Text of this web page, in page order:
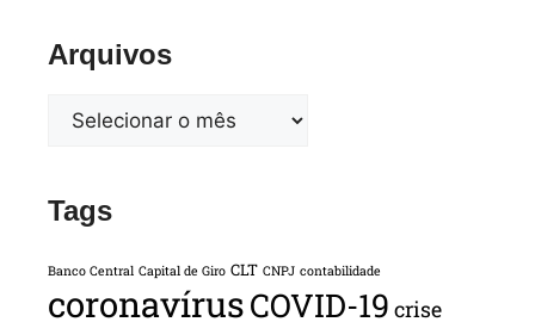
Arquivos
Tags
Banco Central Capital de Giro CLT CNPJ contabilidade
coronavírusCOVID-19 crise